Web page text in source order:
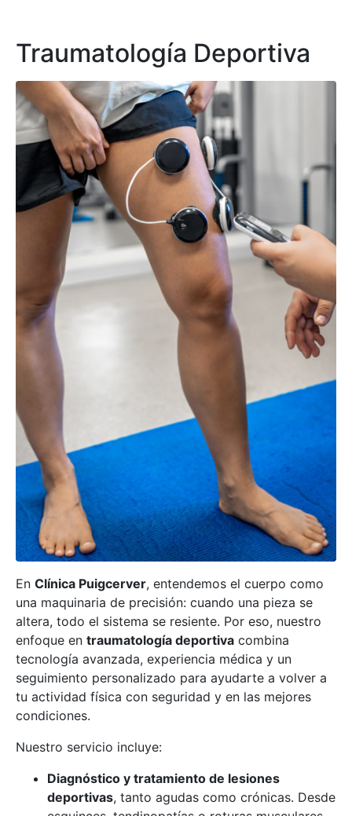
Traumatología Deportiva
En Clínica Puigcerver, entendemos el cuerpo como
una maquinaria de precisión: cuando una pieza se
altera, todo el sistema se resiente. Por eso, nuestro
enfoque en traumatología deportiva combina
tecnología avanzada, experiencia médica y un
seguimiento personalizado para ayudarte a volver a
tu actividad física con seguridad y en las mejores
condiciones.
Nuestro servicio incluye:
Diagnóstico y tratamiento de lesiones
deportivas, tanto agudas como crónicas. Desde